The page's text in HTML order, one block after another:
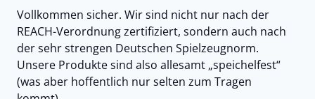
Vollkommen sicher. Wir sind nicht nur nach der
REACH-Verordnung zertifiziert, sondern auch nach
der sehr strengen Deutschen Spielzeugnorm.
Unsere Produkte sind also allesamt „speichelfest“
(was aber hoffentlich nur selten zum Tragen